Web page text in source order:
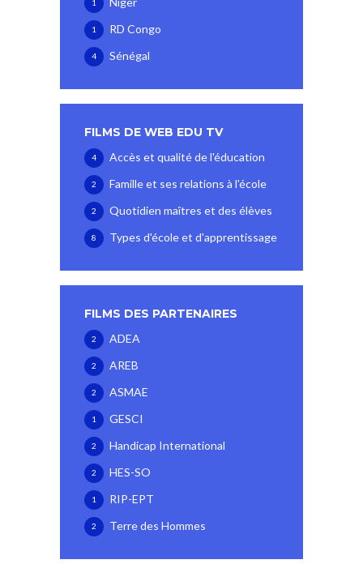
1
RD Congo
1
Sénégal
4
FILMS DE WEB EDU TV
Accès et qualité de l'éducation
4
Famille et ses relations à l'école
2
Quotidien maîtres et des élèves
2
Types d'école et d'apprentissage
8
FILMS DES PARTENAIRES
ADEA
2
AREB
2
ASMAE
2
GESCI
1
Handicap International
2
HES-SO
2
RIP-EPT
1
Terre des Hommes
2